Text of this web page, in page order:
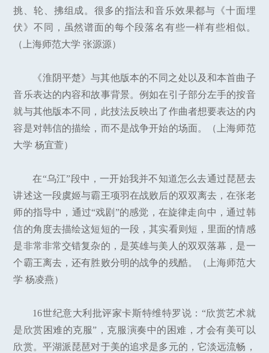
挑、轮、拂组成。很多的指法和音乐效果都与《十面埋
伏》不同，虽然谱面的每个段落名有些一样有些相似。
（上海师范大学 张源源）
《淮阴平楚》与其他版本的不同之处以及和本首曲子
音乐表达的内容和故事背景。例如在引子部分左手的按音
就与其他版本不同，此技法反映出了作曲者想要表达的内
容是对韩信的描绘，而不是战争开始的场面。（上海师范
大学 杨宜萱）
在“乌江”段中，一开始我并不知道怎么去通过琵琶去
讲述这一段虞姬与霸王项羽在战败后的双双离去，在张老
师的指导中，通过“戏剧”的感觉，在旋律走向中，通过韩
信的角度去描绘这短短的一段，其实看则短，里面的情感
是非常非常交错复杂的，是英雄与美人的双双落幕，是一
个霸王离去，还有胜败分明的战争的残酷。（上海师范大
学 杨凌燕）
16世纪意大利批评家卡斯特维特罗说：“欣赏艺术就
是欣赏困难的克服”，克服演奏中的困难，才会有美可以
欣赏。平湖派琵琶对于美的追求是多元的，它淡远流畅，